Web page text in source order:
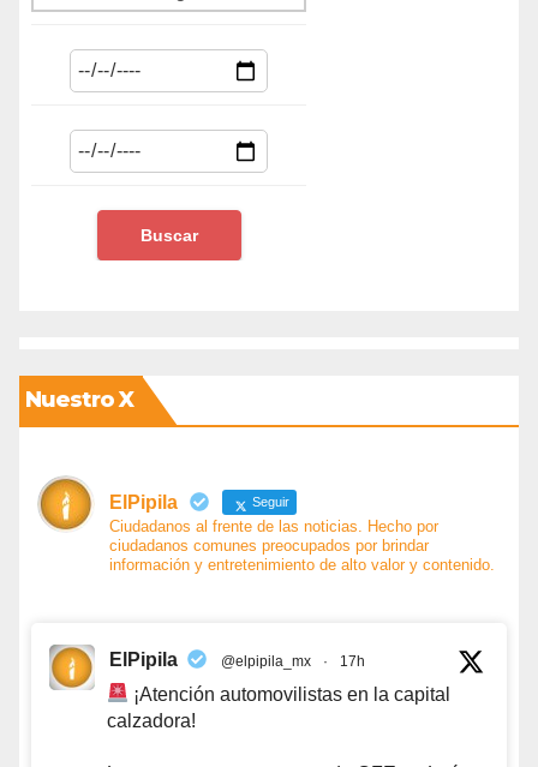
Nuestro X
ElPipila Seguir
Ciudadanos al frente de las noticias. Hecho por
ciudadanos comunes preocupados por brindar
información y entretenimiento de alto valor y contenido.
ElPipila @elpipila_mx · 17h
¡Atención automovilistas en la capital
calzadora!